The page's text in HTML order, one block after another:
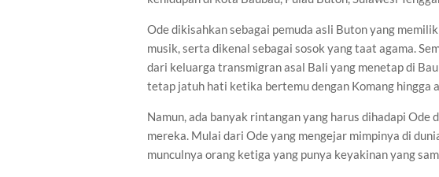
Ode dikisahkan sebagai pemuda asli Buton yang
musik, serta dikenal sebagai sosok yang taat agama.
dari keluarga transmigran asal Bali yang menetap di
tetap jatuh hati ketika bertemu dengan Komang hingga
Namun, ada banyak rintangan yang harus dihadapi Ode
mereka. Mulai dari Ode yang mengejar mimpinya di
munculnya orang ketiga yang punya keyakinan yang